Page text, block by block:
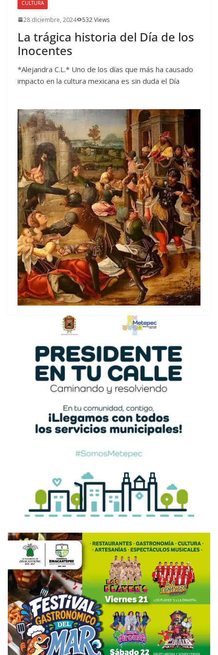
CULTURA
28 diciembre, 2024 532 Views
La trágica historia del Día de los
Inocentes
*Alejandra C.L.* Uno de los días que más ha causado
impacto en la cultura mexicana es sin duda el Día